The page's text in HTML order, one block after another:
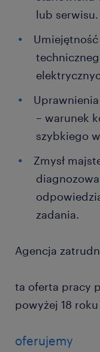
lub serwisu.
Uprawnienia
– warunek
szybkiego
Zmysł
zadania.
Agencja
ta oferta pracy
powyżej 18
oferujemy